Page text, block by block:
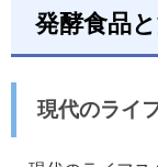
発酵食品
現代のライ